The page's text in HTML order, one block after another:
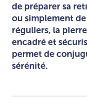
de préparer sa
ou simplement
réguliers, la
encadré et
permet de
sérénité.